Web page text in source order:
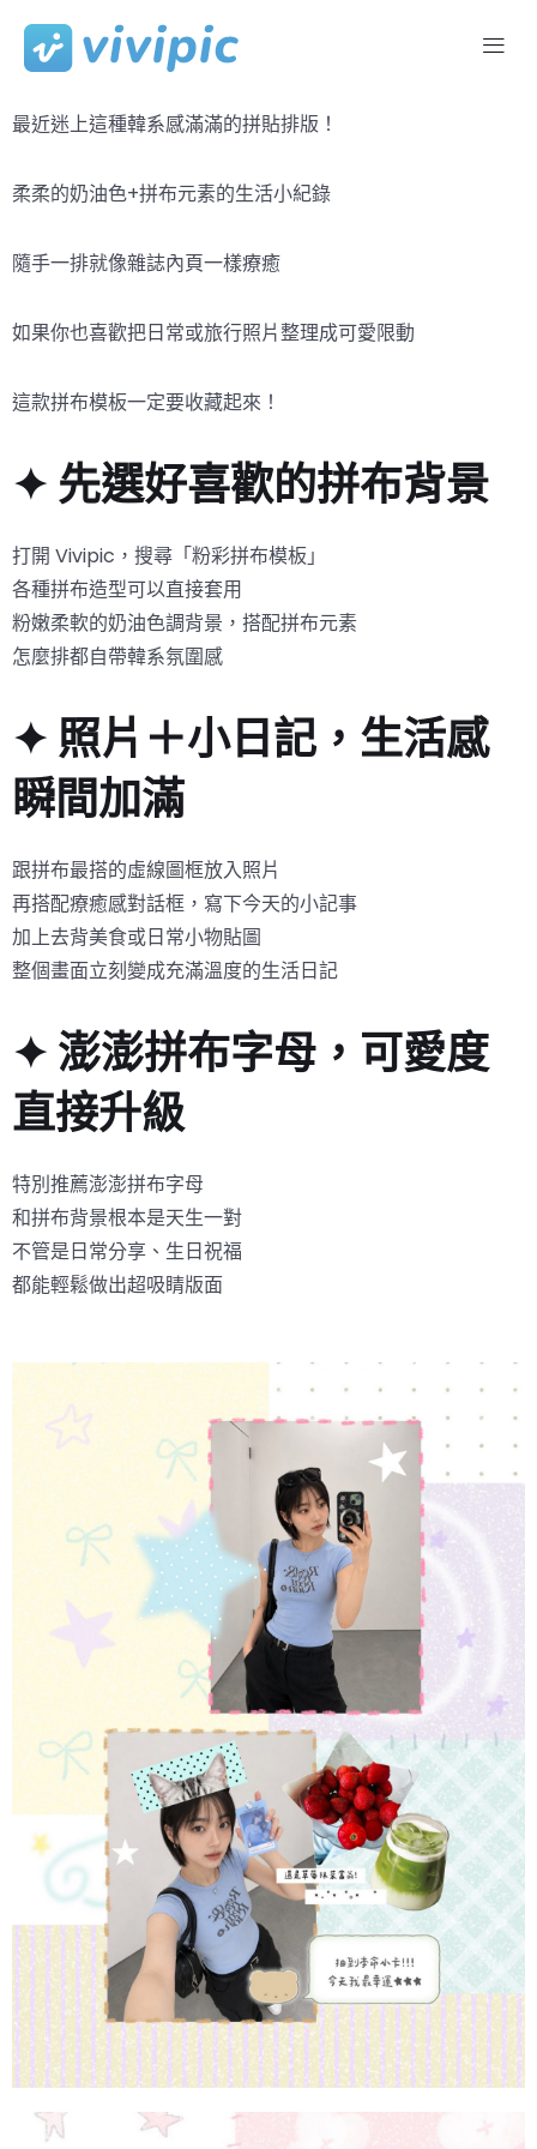
Skip
content
最近迷上這種韓系感滿滿的拼貼排版！
柔柔的奶油色+拼布元素的生活小紀錄
隨手一排就像雜誌內頁一樣療癒
如果你也喜歡把日常或旅行照片整理成可愛限動
這款拼布模板一定要收藏起來！
✦ 先選好喜歡的拼布背景
打開 Vivipic，搜尋「粉彩拼布模板」
各種拼布造型可以直接套用
粉嫩柔軟的奶油色調背景，搭配拼布元素
怎麼排都自帶韓系氛圍感
✦ 照片＋小日記，生活感
瞬間加滿
跟拼布最搭的虛線圖框放入照片
再搭配療癒感對話框，寫下今天的小記事
加上去背美食或日常小物貼圖
整個畫面立刻變成充滿溫度的生活日記
✦ 澎澎拼布字母，可愛度
直接升級
特別推薦澎澎拼布字母
和拼布背景根本是天生一對
不管是日常分享、生日祝福
都能輕鬆做出超吸睛版面